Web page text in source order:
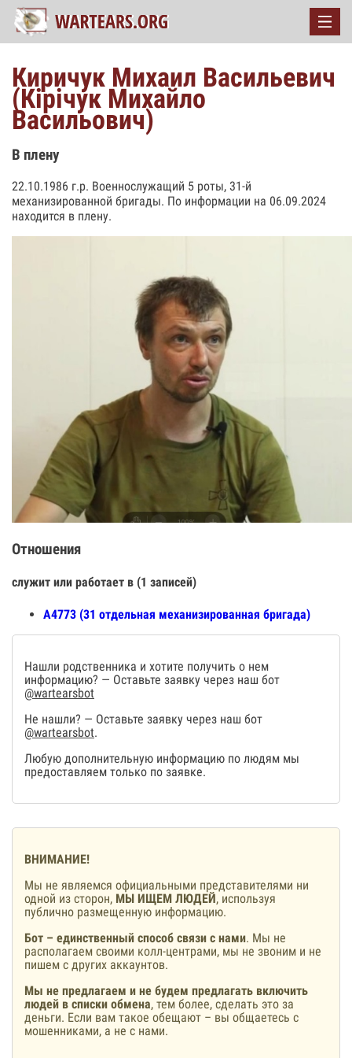
Киричук Михаил Васильевич
(Кірічук Михайло
Васильович)
В плену
22.10.1986 г.р. Военнослужащий 5 роты, 31-й
механизированной бригады. По информации на 06.09.2024
находится в плену.
Отношения
служит или работает в (1 записей)
А4773 (31 отдельная механизированная бригада)
Нашли родственника и хотите получить о нем
информацию? — Оставьте заявку через наш бот
@wartearsbot
Не нашли? — Оставьте заявку через наш бот
@wartearsbot.
Любую дополнительную информацию по людям мы
предоставляем только по заявке.
ВНИМАНИЕ!
Мы не являемся официальными представителями ни
одной из сторон, МЫ ИЩЕМ ЛЮДЕЙ, используя
публично размещенную информацию.
Бот – единственный способ связи с нами. Мы не
располагаем своими колл-центрами, мы не звоним и не
пишем с других аккаунтов.
Мы не предлагаем и не будем предлагать включить
людей в списки обмена, тем более, сделать это за
деньги. Если вам такое обещают – вы общаетесь с
мошенниками, а не с нами.